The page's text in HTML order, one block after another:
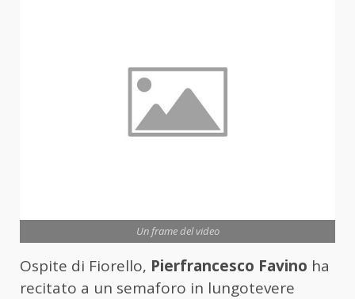
Un frame del video
Ospite di Fiorello, Pierfrancesco Favino ha
recitato a un semaforo in lungotevere